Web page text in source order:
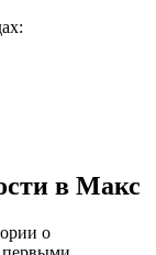
в Макс
о